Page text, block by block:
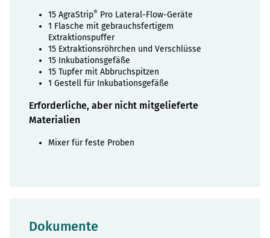
15 AgraStrip® Pro Lateral-Flow-Geräte
1 Flasche mit gebrauchsfertigem
Extraktionspuffer
15 Extraktionsröhrchen und Verschlüsse
15 Inkubationsgefäße
15 Tupfer mit Abbruchspitzen
1 Gestell für Inkubationsgefäße
Erforderliche, aber nicht mitgelieferte
Materialien
Mixer für feste Proben
Dokumente